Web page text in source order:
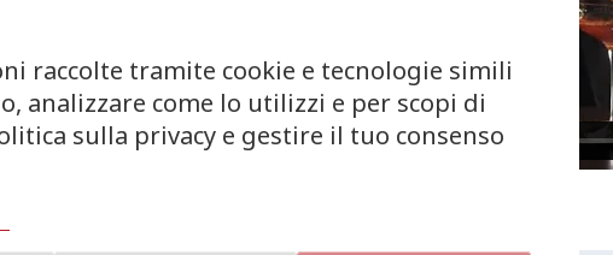
raccolte tramite cookie e tecnologie simili
analizzare come lo utilizzi e per scopi di
sulla privacy e gestire il tuo consenso